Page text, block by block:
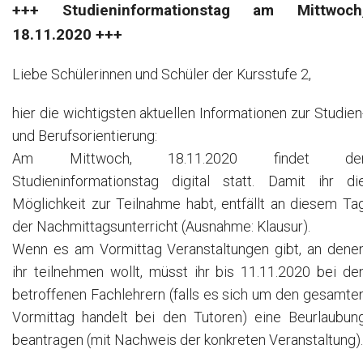
+++ Studieninformationstag am
18.11.2020 +++
Liebe Schülerinnen und Schüler der Kursstufe 2,
hier die wichtigsten aktuellen Informationen zur
und Berufsorientierung:
Am Mittwoch, 18.11.2020 findet
Studieninformationstag digital statt. Damit ihr
Möglichkeit zur Teilnahme habt, entfällt an diesem
der Nachmittagsunterricht (Ausnahme: Klausur).
Wenn es am Vormittag Veranstaltungen gibt, an
ihr teilnehmen wollt, müsst ihr bis 11.11.2020 bei
betroffenen Fachlehrern (falls es sich um den
Vormittag handelt bei den Tutoren) eine
beantragen (mit Nachweis der konkreten Veranstaltung).